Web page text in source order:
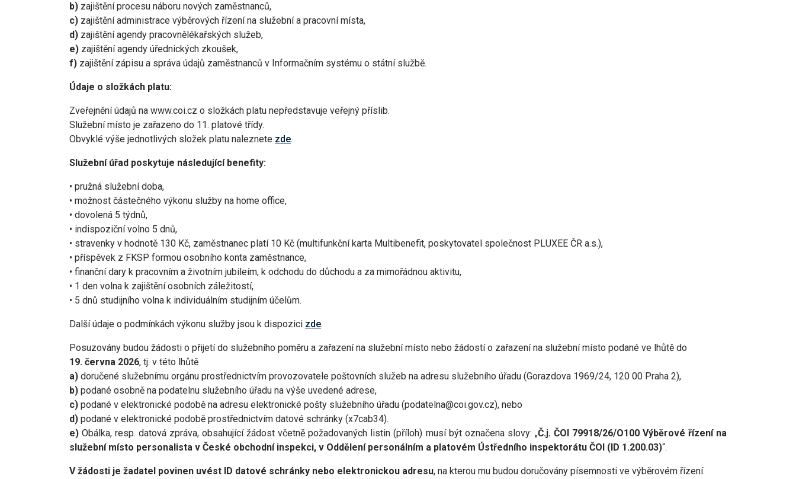
b) zajištění procesu náboru nových zaměstnanců,
c) zajištění administrace výběrových řízení na služební a pracovní místa,
d) zajištění agendy pracovnělékařských služeb,
e) zajištění agendy úřednických zkoušek,
f) zajištění zápisu a správa údajů zaměstnanců v Informačním systému o státní službě.
Údaje o složkách platu:
Zveřejnění údajů na www.coi.cz o složkách platu nepředstavuje veřejný příslib.
Služební místo je zařazeno do 11. platové třídy.
Obvyklé výše jednotlivých složek platu naleznete zde.
Služební úřad poskytuje následující benefity:
• pružná služební doba,
• možnost částečného výkonu služby na home office,
• dovolená 5 týdnů,
• indispoziční volno 5 dnů,
• stravenky v hodnotě 130 Kč, zaměstnanec platí 10 Kč (multifunkční karta Multibenefit, poskytovatel společnost PLUXEE ČR a.s.),
• příspěvek z FKSP formou osobního konta zaměstnance,
• finanční dary k pracovním a životním jubileím, k odchodu do důchodu a za mimořádnou aktivitu,
• 1 den volna k zajištění osobních záležitostí,
• 5 dnů studijního volna k individuálním studijním účelům.
Další údaje o podmínkách výkonu služby jsou k dispozici zde.
Posuzovány budou žádosti o přijetí do služebního poměru a zařazení na služební místo nebo žádostí o zařazení na služební místo podané ve lhůtě do
19. června 2026, tj. v této lhůtě
a) doručené služebnímu orgánu prostřednictvím provozovatele poštovních služeb na adresu služebního úřadu (Gorazdova 1969/24, 120 00 Praha 2),
b) podané osobně na podatelnu služebního úřadu na výše uvedené adrese,
c) podané v elektronické podobě na adresu elektronické pošty služebního úřadu (podatelna@coi.gov.cz), nebo
d) podané v elektronické podobě prostřednictvím datové schránky (x7cab34).
e) Obálka, resp. datová zpráva, obsahující žádost včetně požadovaných listin (příloh) musí být označena slovy: „Č.j. ČOI 79918/26/O100 Výběrové řízení na
služební místo personalista v České obchodní inspekci, v Oddělení personálním a platovém Ústředního inspektorátu ČOI (ID 1.200.03)“.
V žádosti je žadatel povinen uvést ID datové schránky nebo elektronickou adresu, na kterou mu budou doručovány písemnosti ve výběrovém řízení.